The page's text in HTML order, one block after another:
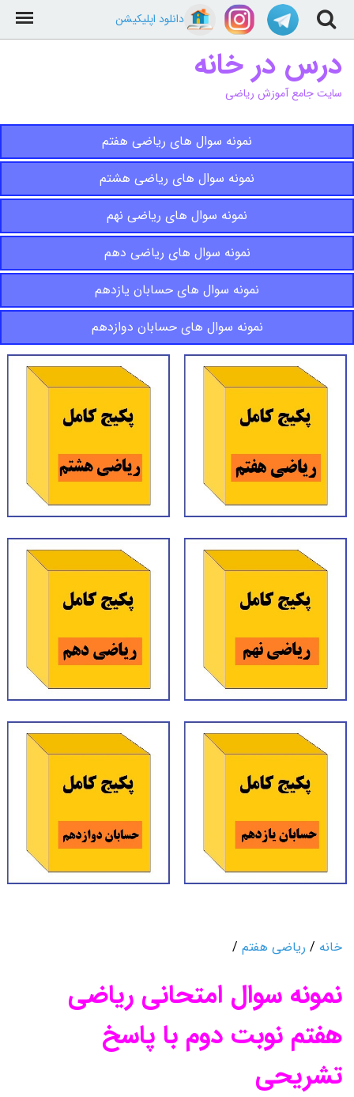
دانلود اپلیکیشن
درس در خانه
سایت جامع آموزش ریاضی
نمونه سوال های ریاضی هفتم
نمونه سوال های ریاضی هشتم
نمونه سوال های ریاضی نهم
نمونه سوال های ریاضی دهم
نمونه سوال های حسابان یازدهم
نمونه سوال های حسابان دوازدهم
خانه / ریاضی هفتم /
نمونه سوال امتحانی ریاضی
هفتم نوبت دوم با پاسخ
تشریحی